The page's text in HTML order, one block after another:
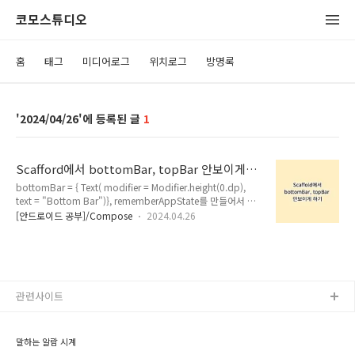
코모스튜디오
홈 태그 미디어로그 위치로그 방명록
2024/04/26 1
Scafford에서 bottomBar, topBar 안보이게
하기
bottomBar = { Text( modifier = Modifier.height(0.dp),
text = "Bottom Bar")}, rememberAppState를 만들어서 상
태에 따라 변화 하게 만들 수도 있지만, 위와 같이 단순히 보여주
[안드로이드 공부]/Compose 2024.04.26
말하는 알람 시계
관련사이트